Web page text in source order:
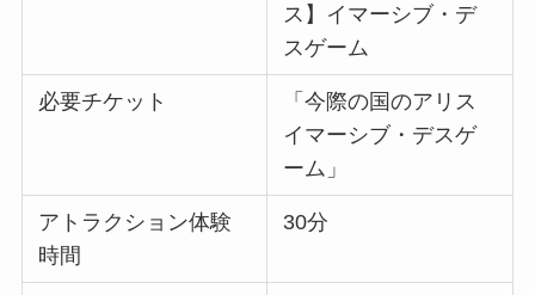
ス】イマーシブ・デ
スゲーム
必要チケット
「今際の国のアリス
イマーシブ・デスゲ
ーム」
アトラクション体験
時間
30分